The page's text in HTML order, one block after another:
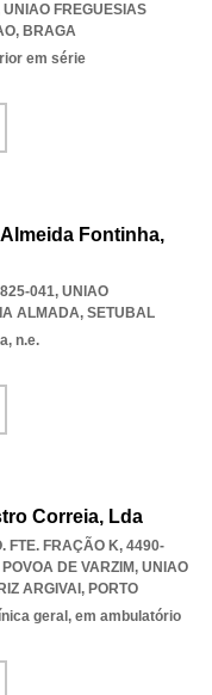
UNIAO FREGUESIAS
, BRAGA
em série
Fontinha,
041, UNIAO
ALMADA, SETUBAL
n.e.
Correia, Lda
FTE. FRAÇÃO K, 4490-
DE VARZIM, UNIAO
ARGIVAI , PORTO
geral, em ambulatório